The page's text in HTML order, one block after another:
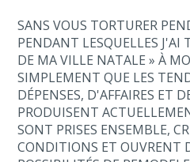
SANS VOUS TORTURER
PENDANT LESQUELLES J'AI
DE MA VILLE NATALE » À
SIMPLEMENT QUE LES
DÉPENSES, D'AFFAIRES ET
PRODUISENT
SONT PRISES ENSEMBLE,
CONDITIONS ET OUVRENT